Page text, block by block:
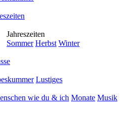
Jahreszeiten
Sommer Herbst Winter
Lustiges
wie du & ich Monate Musik